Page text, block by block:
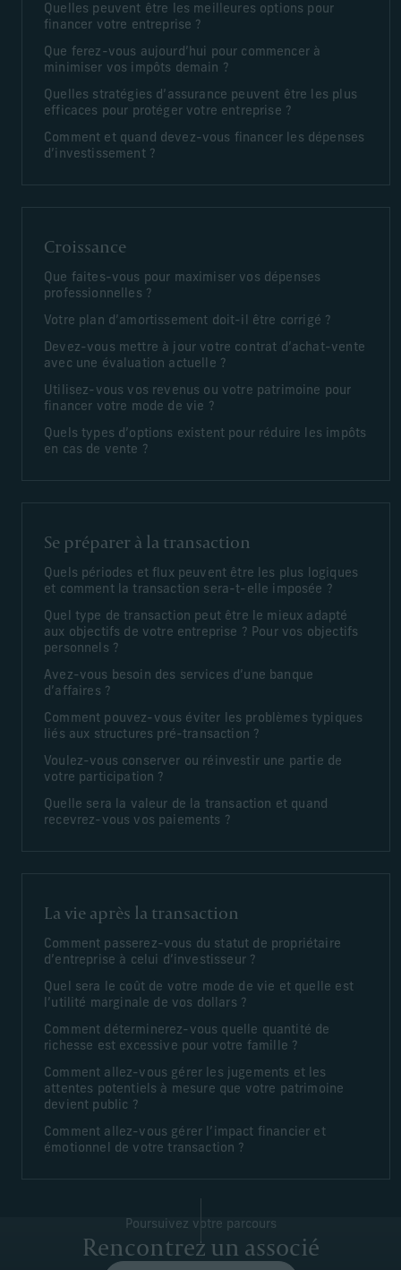
Quelles peuvent être les meilleures options pour
financer votre entreprise ?
Que ferez-vous aujourd’hui pour commencer à
minimiser vos impôts demain ?
Quelles stratégies d’assurance peuvent être les plus
efficaces pour protéger votre entreprise ?
Comment et quand devez-vous financer les dépenses
d’investissement ?
Croissance
Que faites-vous pour maximiser vos dépenses
professionnelles ?
Votre plan d’amortissement doit-il être corrigé ?
Devez-vous mettre à jour votre contrat d’achat-vente
avec une évaluation actuelle ?
Utilisez-vous vos revenus ou votre patrimoine pour
financer votre mode de vie ?
Quels types d’options existent pour réduire les impôts
en cas de vente ?
Se préparer à la transaction
Quels périodes et flux peuvent être les plus logiques
et comment la transaction sera-t-elle imposée ?
Quel type de transaction peut être le mieux adapté
aux objectifs de votre entreprise ? Pour vos objectifs
personnels ?
Avez-vous besoin des services d’une banque
d’affaires ?
Comment pouvez-vous éviter les problèmes typiques
liés aux structures pré-transaction ?
Voulez-vous conserver ou réinvestir une partie de
votre participation ?
Quelle sera la valeur de la transaction et quand
recevrez-vous vos paiements ?
La vie après la transaction
Comment passerez-vous du statut de propriétaire
d’entreprise à celui d’investisseur ?
Quel sera le coût de votre mode de vie et quelle est
l’utilité marginale de vos dollars ?
Comment déterminerez-vous quelle quantité de
richesse est excessive pour votre famille ?
Comment allez-vous gérer les jugements et les
attentes potentiels à mesure que votre patrimoine
devient public ?
Comment allez-vous gérer l’impact financier et
émotionnel de votre transaction ?
Poursuivez votre parcours
Rencontrez un associé